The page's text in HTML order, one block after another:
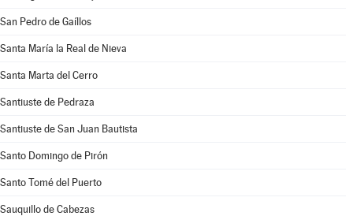
San Pedro de Gaíllos
Santa María la Real de Nieva
Santa Marta del Cerro
Santiuste de Pedraza
Santiuste de San Juan Bautista
Santo Domingo de Pirón
Santo Tomé del Puerto
Sauquillo de Cabezas